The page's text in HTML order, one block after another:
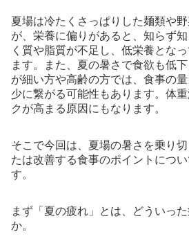
夏場は冷たくさっぱりした麺類や
が、栄養に偏りがあると、知らず
く質や脂質が不足し、低栄養とな
ます。また、夏の暑さで食欲も低
が細い方や高齢の方では、食事の
少に繋がる可能性もあります。体
クが高まる原因にもなります。
そこで今回は、夏場の暑さを乗り
たは改善する食事のポイントにつ
す。
まず「夏の疲れ」とは、どういっ
か。